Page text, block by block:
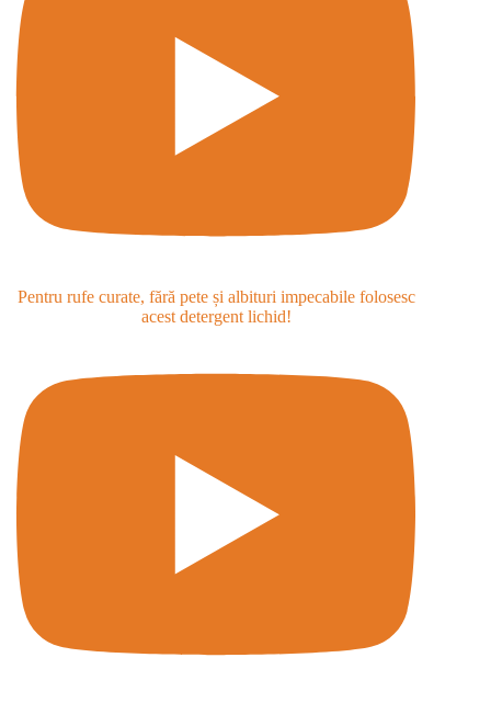
Pentru rufe curate, fără pete și albituri impecabile folosesc
acest detergent lichid!